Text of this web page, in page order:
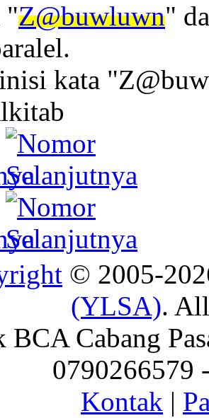
"Z@buwluwn"
kata
© 2005-
(YLSA).
BCA Cabang
0790266579
Kontak |